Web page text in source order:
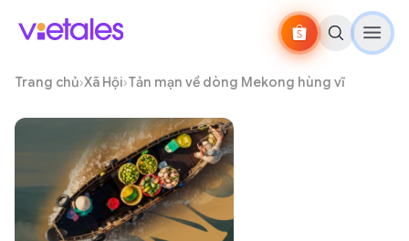
Trang chủ›Xã Hội›Tản mạn về dòng Mekong hùng vĩ